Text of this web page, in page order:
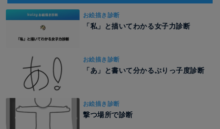
お絵描き診断
「私」と描いてわかる女子力診断
お絵描き診断
「あ」と書いて分かるぶりっ子度診断
お絵描き診断
撃つ場所で診断